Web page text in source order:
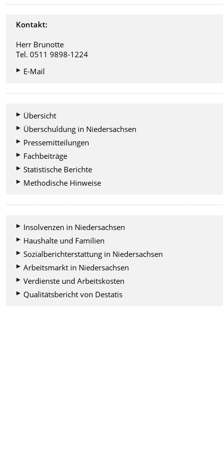
Kontakt:
Herr Brunotte
Tel. 0511 9898-1224
E-Mail
Übersicht
Überschuldung in Niedersachsen
Pressemitteilungen
Fachbeiträge
Statistische Berichte
Methodische Hinweise
Insolvenzen in Niedersachsen
Haushalte und Familien
Sozialberichterstattung in Niedersachsen
Arbeitsmarkt in Niedersachsen
Verdienste und Arbeitskosten
Qualitätsbericht von Destatis